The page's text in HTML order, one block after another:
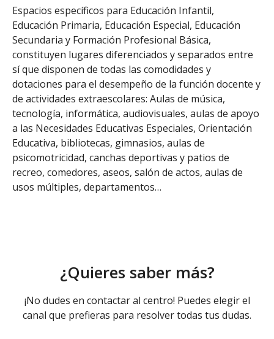
Educación Especial
Educación Básica Obligatoria para Alumnos con
Necesidades Educativas Especiales - Diurno
(Presencial) - Concertado
FP/Otros
Informática y comunicaciones - Diurno (Presencial) -
Concertado
Operaciones de grabación y tratamiento de datos y
documentos - Diurno (Presencial) - Concertado
Espacios específicos para Educación Infantil,
Educación Primaria, Educación Especial, Educación
Secundaria y Formación Profesional Básica,
constituyen lugares diferenciados y separados entre
sí que disponen de todas las comodidades y
dotaciones para el desempeño de la función docente y
de actividades extraescolares: Aulas de música,
tecnología, informática, audiovisuales, aulas de apoyo
a las Necesidades Educativas Especiales, Orientación
Educativa, bibliotecas, gimnasios, aulas de
psicomotricidad, canchas deportivas y patios de
recreo, comedores, aseos, salón de actos, aulas de
usos múltiples, departamentos…
¿Quieres saber más?
¡No dudes en contactar al centro! Puedes elegir el
canal que prefieras para resolver todas tus dudas.